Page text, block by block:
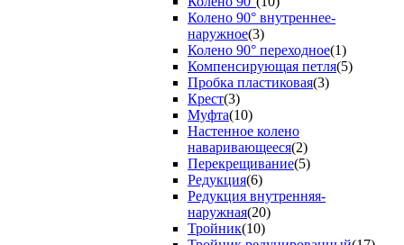
Колено 90° внутреннее-
наружное(3)
Колено 90° переходное(1)
Компенсирующая петля(5)
Пробка пластиковая(3)
Крест(3)
Муфта(10)
Настенное колено
наваривающееся(2)
Перекрещивание(5)
Редукция(6)
Редукция внутренняя-
наружная(20)
Тройник(10)